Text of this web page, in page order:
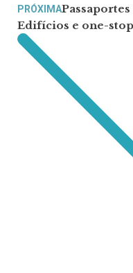
PRÓXIMA
Edifícios e one-